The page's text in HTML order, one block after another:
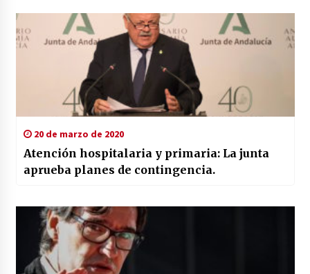
20 de marzo de 2020
Atención hospitalaria y primaria: La junta
aprueba planes de contingencia.